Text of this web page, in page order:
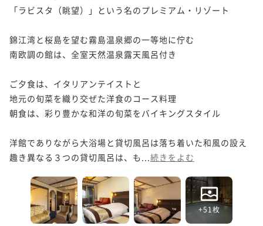
「ラビスタ（眺望）」という名のプレミアム・リゾート
錦江湾と桜島を望む霧島温泉郷の一等地に佇む
南欧調の館は、全室天然温泉露天風呂付き
ご夕食は、イタリアンテイストと
地元の旬菜を織り交ぜた洋食のコース料理
朝食は、彩り豊かな和洋の旬菜をバイキングスタイル
洋館でありながら大浴場と貸切風呂は落ち着いた和風の設え
趣き異なる３つの貸切風呂は、も... 続きをよむ
+51枚